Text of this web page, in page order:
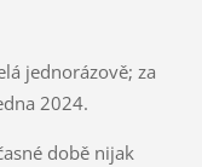
jednorázově; za
2024.
době nijak